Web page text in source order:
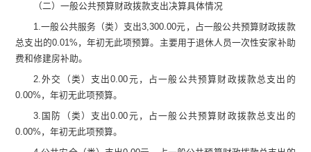
（二）一般公共预算财政拨款支出决算具体情况
1.一般公共服务（类）支出3,300.00元 ，占一般公共预算财政拨款
总支出的0.01% ，年初无此项预算。 主要用于退休人员一次性安家补助
费和修建房补助。
2.外交（类）支出0.00元 ，占一般公共预算财政拨款总支出的
0.00% ，年初无此项预算。
3. 国防（类）支出0.00元 ，占一般公共预算财政拨款总支出的
0.00% ，年初无此项预算。